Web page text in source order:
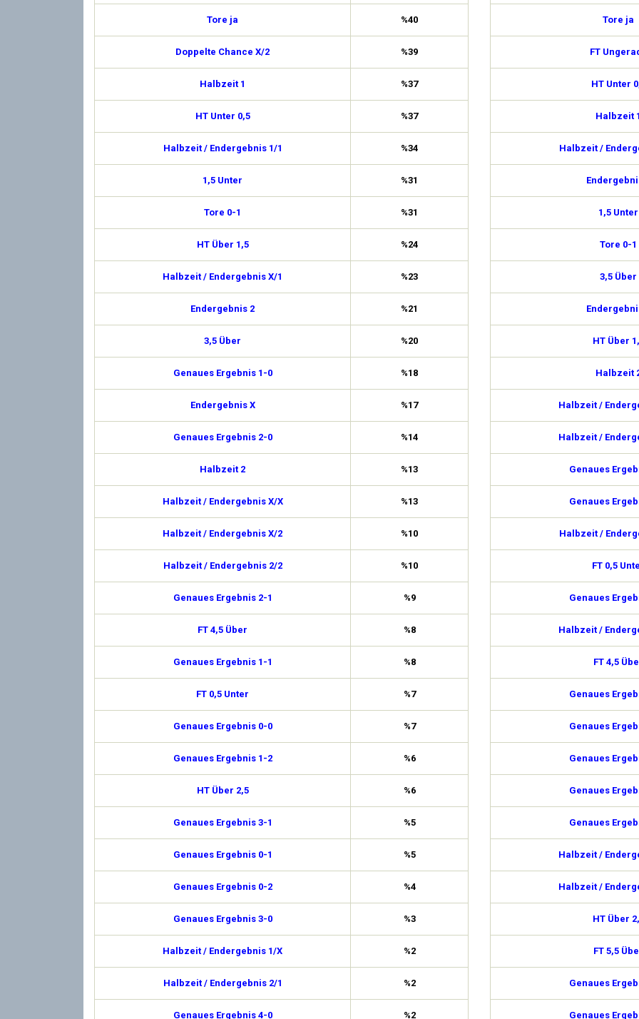
Tore ja %40
Doppelte Chance X/2 %39
Halbzeit 1 %37
HT Unter 0,5 %37
Halbzeit / Endergebnis 1/1 %34
1,5 Unter %31
Tore 0-1 %31
HT Über 1,5 %24
Halbzeit / Endergebnis X/1 %23
Endergebnis 2 %21
3,5 Über %20
Genaues Ergebnis 1-0 %18
Endergebnis X %17
Genaues Ergebnis 2-0 %14
Halbzeit 2 %13
Halbzeit / Endergebnis X/X %13
Halbzeit / Endergebnis X/2 %10
Halbzeit / Endergebnis 2/2 %10
Genaues Ergebnis 2-1 %9
FT 4,5 Über %8
Genaues Ergebnis 1-1 %8
FT 0,5 Unter %7
Genaues Ergebnis 0-0 %7
Genaues Ergebnis 1-2 %6
HT Über 2,5 %6
Genaues Ergebnis 3-1 %5
Genaues Ergebnis 0-1 %5
Genaues Ergebnis 0-2 %4
Genaues Ergebnis 3-0 %3
Halbzeit / Endergebnis 1/X %2
Halbzeit / Endergebnis 2/1 %2
Genaues Ergebnis 4-0 %2
Tore ja
FT
HT Unter
Halbzeit 1
Halbzeit /
1,5 Unter
Tore 0-1
3,5 Über
HT Über
Halbzeit
Halbzeit /
Halbzeit /
Genaues
Genaues
Halbzeit /
FT 0,5
Genaues
Halbzeit /
FT 4,5
Genaues
Genaues
Genaues
Genaues
Genaues
Halbzeit /
Halbzeit /
HT Über
FT 5,5
Genaues
Genaues